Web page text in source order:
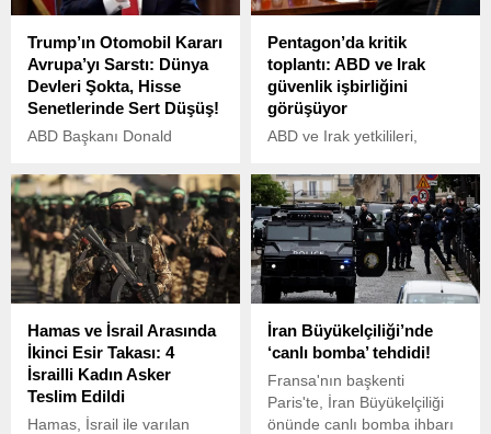
Trump’ın Otomobil Kararı
Avrupa’yı Sarstı: Dünya
Devleri Şokta, Hisse
Senetlerinde Sert Düşüş!
ABD Başkanı Donald
üretilmeyen otomobillere
yüzde 25 gümrük vergisi
uygulama planı, küresel
piyasalarda büyük bir
çalkantıya yol açtı.
Pentagon’da kritik
toplantı: ABD ve Irak
güvenlik işbirliğini
görüşüyor
ABD ve Irak yetkilileri,
2024 ABD-Irak Ortak
Güvenlik İşbirliği Diyaloğu
kapsamında bir araya geldi.
Görüşmelerde, DEAŞ'a
karşı küresel koalisyonun
misyonunun sona erme
güvenlik ortaklığına geçiş
ele alındı.
Hamas ve İsrail Arasında
İkinci Esir Takası: 4
İsrailli Kadın Asker
Teslim Edildi
Hamas, İsrail ile varılan
İran Büyükelçiliği’nde
‘canlı bomba’ tehdidi!
Fransa'nın başkenti
Paris'te, İran Büyükelçiliği
önünde canlı bomba ihbarı